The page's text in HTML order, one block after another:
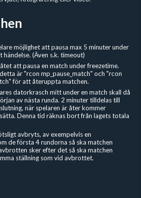
möjlighet att pausa max 5 minuter under
händelse. (Även s.k. timeout)
att pausa en match under freezetime.
är "rcon mp_pause_match" och "rcon
för att återuppta matchen.
datorkrasch mitt under en match skall då
av nästa runda. 2 minuter tilldelas till
när spelaren är åter kommer
Denna tid räknas bort från lagets totala
avbryts, av exempelvis en
de första 4 rundorna så ska matchen
sker efter det så ska matchen
ställning som vid avbrottet.